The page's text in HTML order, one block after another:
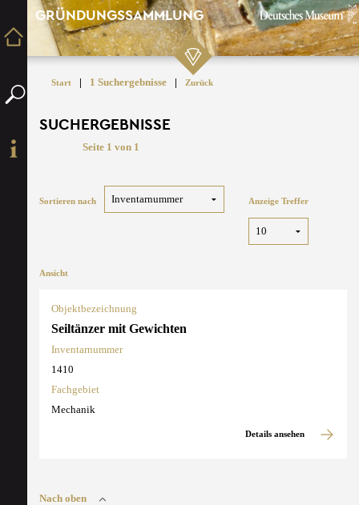
GRÜNDUNGSSAMMLUNG
Start | 1 Suchergebnisse | Zurück
SUCHERGEBNISSE
Seite 1 von 1
Sortieren nach Anzeige Treffer
Ansicht
Objektbezeichnung
Seiltänzer mit Gewichten
Inventarnummer
1410
Fachgebiet
Mechanik
Details ansehen
Nach oben